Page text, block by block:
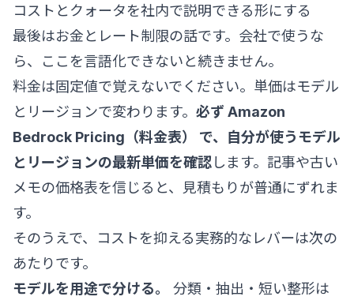
コストとクォータを社内で説明できる形にする
最後はお金とレート制限の話です。会社で使うな
ら、ここを言語化できないと続きません。
料金は固定値で覚えないでください。単価はモデル
とリージョンで変わります。 必ず Amazon
Bedrock Pricing（料金表）
で、自分が使うモデル
とリージョンの最新単価を確認します。記事や古い
メモの価格表を信じると、見積もりが普通にずれま
す。
そのうえで、コストを抑える実務的なレバーは次の
あたりです。
モデルを用途で分ける。
分類・抽出・短い整形は